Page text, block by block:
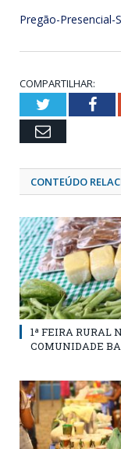
Pregão-Presencial-
COMPARTILHAR:
Twitter
Email
CONTEÚDO
1ª FEIRA RURAL
COMUNIDADE